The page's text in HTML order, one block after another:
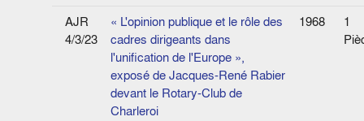
AJR
4/3/23
« L'opinion publique et le rôle des
cadres dirigeants dans
l'unification de l'Europe »,
exposé de Jacques-René Rabier
devant le Rotary-Club de
Charleroi
1968
1